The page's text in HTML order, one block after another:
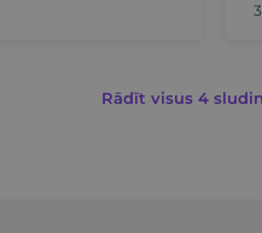
Rādīt visus 4